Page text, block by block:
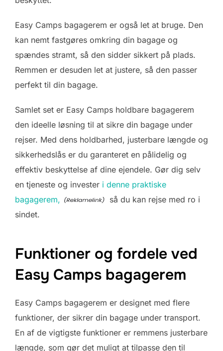
Easy Camps bagagerem er også let at bruge. Den
kan nemt fastgøres omkring din bagage og
spændes stramt, så den sidder sikkert på plads.
Remmen er desuden let at justere, så den passer
perfekt til din bagage.
Samlet set er Easy Camps holdbare bagagerem
den ideelle løsning til at sikre din bagage under
rejser. Med dens holdbarhed, justerbare længde og
sikkerhedslås er du garanteret en pålidelig og
effektiv beskyttelse af dine ejendele. Gør dig selv
en tjeneste og invester i denne praktiske
bagagerem,
så du kan rejse med ro i
sindet.
Funktioner og fordele ved
Easy Camps bagagerem
Easy Camps bagagerem er designet med flere
funktioner, der sikrer din bagage under transport.
En af de vigtigste funktioner er remmens justerbare
længde, som gør det muligt at tilpasse den til